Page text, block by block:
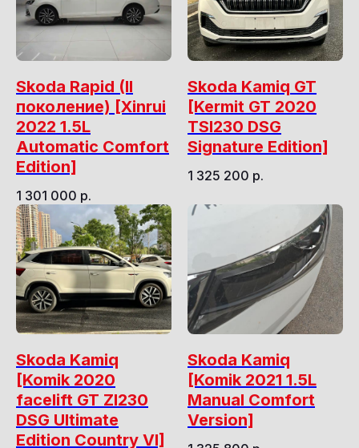
Skoda Rapid (II
поколение) [Xinrui
2022 1.5L
Automatic Comfort
Edition]
1 301 000 р.
Skoda Kamiq GT
[Kermit GT 2020
TSI230 DSG
Signature Edition]
1 325 200 р.
Skoda Kamiq
[Komik 2020
facelift GT ZI230
DSG Ultimate
Edition Country VI]
Skoda Kamiq
[Komik 2021 1.5L
Manual Comfort
Version]